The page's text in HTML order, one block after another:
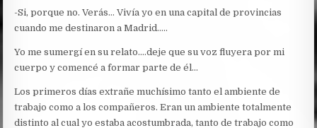
-Si, porque no. Verás… Vivía yo en una capital de provincias
cuando me destinaron a Madrid…..
Yo me sumergí en su relato….deje que su voz fluyera por mi
cuerpo y comencé a formar parte de él…
Los primeros días extrañe muchísimo tanto el ambiente de
trabajo como a los compañeros. Eran un ambiente totalmente
distinto al cual yo estaba acostumbrada, tanto de trabajo como